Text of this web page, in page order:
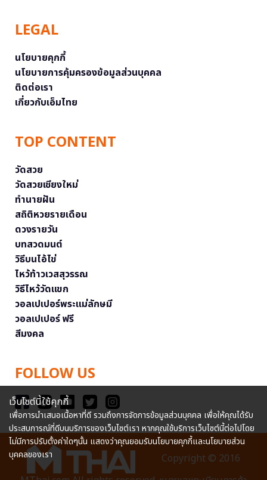
LEGAL
นโยบายคุกกี้
นโยบายการคุ้มครองข้อมูลส่วนบุคคล
ติดต่อเรา
เกี่ยวกับเอ็มไทย
TOP CONTENT
วัดสวย
วัดสวยเชียงใหม่
ทำนายฝัน
สถิติหวยรายเดือน
ดวงรายวัน
บทสวดมนต์
วิธีบนไอ้ไข่
ไหว้ท้าวเวสสุวรรณ
วิธีไหว้วัดแขก
วอลเปเปอร์พระแม่ลักษมี
วอลเปเปอร์ ฟรี
สีมงคล
FOLLOW US
Copyright © 2016
เว็บไซต์นี้ใช้คุกกี้
เพื่อการนำเสนอเนื้อหาที่ดี รวมถึงการจัดการข้อมูลส่วนบุคคล เพื่อให้คุณได้รับ
ประสบการณ์ที่ดีบนบริการของเว็บไซต์เรา หากคุณใช้บริการเว็บไซต์นี้ต่อไปโดย
ไม่มีการปรับตั้งค่าใดๆนั้น แสดงว่าคุณยอมรับนโยบายคุกกี้และนโยบายส่วน
บุคคลของเรา